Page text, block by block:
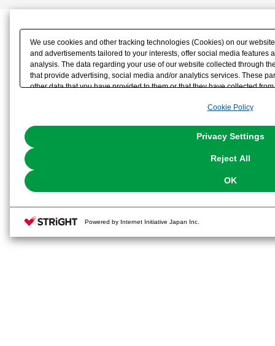
We use cookies and other tracking technologies (Cookies) on our
and advertisements tailored to your interests, offer social media features
analysis. The data regarding your use of our website collected through
that provide advertising, social media and/or analytics services. These
other data that you have provided to them or that they have collected
the use of all Cookies except for Strictly Necessary Cookies, please
You can change your consent or rejection settings at any time via
Cookie Policy
Privacy Settings
Reject All
OK
Powered by Internet Initiative Japan Inc.